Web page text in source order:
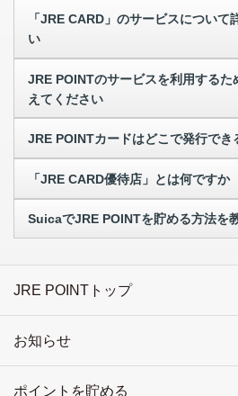
「JRE CARD」のサービスについて
い
JRE POINTのサービスを利用するた
えてください
JRE POINTカードはどこで発行でき
「JRE CARD優待店」とは何ですか
SuicaでJRE POINTを貯める方法を
JRE POINTトップ
お知らせ
ポイントを貯める